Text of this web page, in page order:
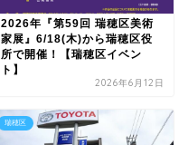
2026年『第59回 瑞穂区美術
家展』6/18(木)から瑞穂区役
所で開催！【瑞穂区イベン
ト】
2026年6月12日
瑞穂区